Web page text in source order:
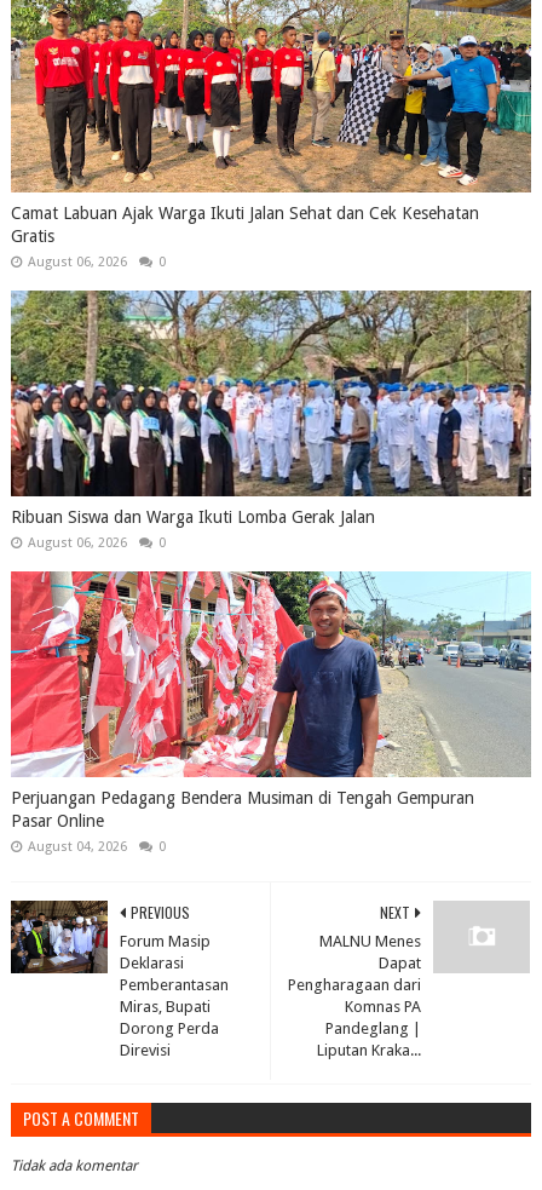
Camat Labuan Ajak Warga Ikuti Jalan Sehat dan Cek Kesehatan
Gratis
August 06, 2026 0
Ribuan Siswa dan Warga Ikuti Lomba Gerak Jalan
August 06, 2026 0
Perjuangan Pedagang Bendera Musiman di Tengah Gempuran
Pasar Online
August 04, 2026 0
NEXT
MALNU Menes
Dapat
Pengharagaan dari
Komnas PA
Pandeglang |
Liputan Kraka...
PREVIOUS
Forum Masip
Deklarasi
Pemberantasan
Miras, Bupati
Dorong Perda
Direvisi
POST A COMMENT
Tidak ada komentar